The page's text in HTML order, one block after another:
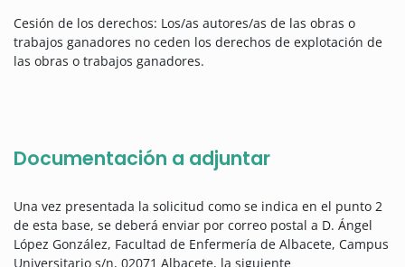
Cesión de los derechos: Los/as autores/as de las obras o
trabajos ganadores no ceden los derechos de explotación de
las obras o trabajos ganadores.
Documentación a adjuntar
Una vez presentada la solicitud como se indica en el punto 2
de esta base, se deberá enviar por correo postal a D. Ángel
López González, Facultad de Enfermería de Albacete, Campus
Universitario s/n, 02071 Albacete, la siguiente